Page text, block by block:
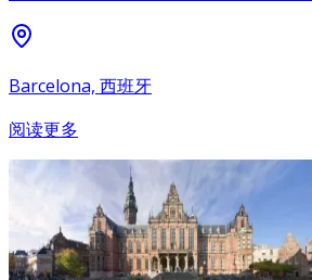
Barcelona, 西班牙
阅读更多